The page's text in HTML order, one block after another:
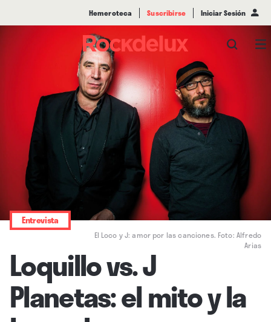
Hemeroteca Suscribirse Iniciar Sesión
El Loco y J: amor por las canciones. Foto: Alfredo
Arias
Entrevista
Loquillo vs. J
Planetas: el mito y la